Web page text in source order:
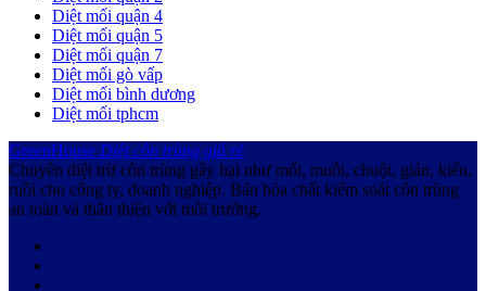
Diệt mối quận 4
Diệt mối quận 5
Diệt mối quận 7
Diệt mối gò vấp
Diệt mối bình dương
Diệt mối tphcm
GreenHouse Diệt côn trùng giá rẻ
Chuyên diệt trừ côn trùng gây hại như mối, muỗi, chuột, gián, kiến,
ruồi cho công ty, doanh nghiệp. Bán hóa chất kiểm soát côn trùng
an toàn và thân thiện với môi trường.